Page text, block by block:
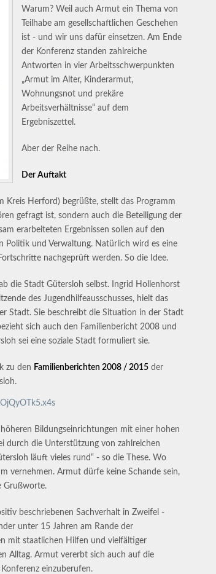
Warum? Weil auch Armut ein Thema von
Teilhabe am gesellschaftlichen Geschehen
ist - und wir uns dafür einsetzen. Am Ende
der Konferenz standen zahlreiche
Antworten in vier Arbeitsschwerpunkten
„Armut im Alter, Kinderarmut,
Wohnungsnot und prekäre
Arbeitsverhältnisse“ auf dem
Ergebniszettel.
Aber der Reihe nach.
Der Auftakt
Kreis Herford) begrüßte, stellt das Programm
gefragt ist, sondern auch die Beteiligung der
erarbeiteten Ergebnissen sollen auf den
Politik und Verwaltung. Natürlich wird es eine
nachgeprüft werden. So die Idee.
die Stadt Gütersloh selbst. Ingrid Hollenhorst
des Jugendhilfeausschusses, hielt das
Stadt. Sie beschreibt die Situation in der Stadt
sich auch den Familienbericht 2008 und
sei eine soziale Stadt formuliert sie.
zu den Familienberichten 2008 / 2015 der
Bildungseinrichtungen mit einer hohen
durch die Unterstützung von zahlreichen
läuft vieles rund“ - so die These. Wo
vernehmen. Armut dürfe keine Schande sein,
Grußworte.
beschriebenen Sachverhalt in Zweifel -
unter 15 Jahren am Rande der
mit staatlichen Hilfen und vielfältiger
Alltag. Armut vererbt sich auch auf die
einzuberufen.